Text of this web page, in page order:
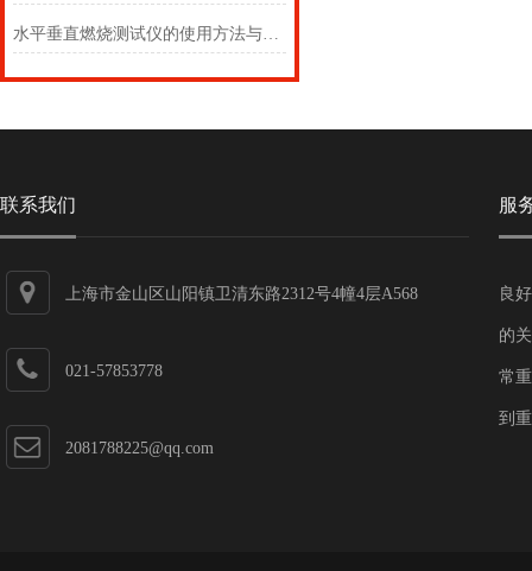
水平垂直燃烧测试仪的使用方法与注意事项
联系我们
上海市金山区山阳镇卫清东路2312号4幢4层A568
021-57853778
2081788225@qq.com
服
良
的
常
到